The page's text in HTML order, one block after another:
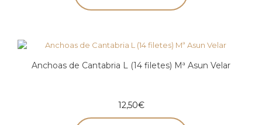
Anchoas de Cantabria L (14 filetes) Mª Asun Velar
12,50€